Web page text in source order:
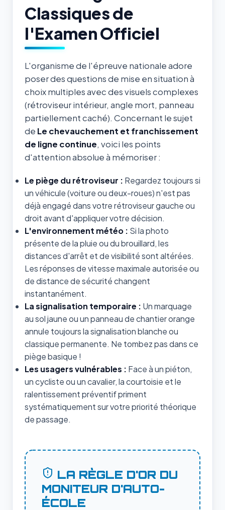
Classiques de
l'Examen Officiel
L'organisme de l'épreuve nationale adore
poser des questions de mise en situation à
choix multiples avec des visuels complexes
(rétroviseur intérieur, angle mort, panneau
partiellement caché). Concernant le sujet
de Le chevauchement et franchissement
de ligne continue, voici les points
d'attention absolue à mémoriser :
Le piège du rétroviseur : Regardez toujours si
un véhicule (voiture ou deux-roues) n'est pas
déjà engagé dans votre rétroviseur gauche ou
droit avant d'appliquer votre décision.
L'environnement météo : Si la photo
présente de la pluie ou du brouillard, les
distances d'arrêt et de visibilité sont altérées.
Les réponses de vitesse maximale autorisée ou
de distance de sécurité changent
instantanément.
La signalisation temporaire : Un marquage
au sol jaune ou un panneau de chantier orange
annule toujours la signalisation blanche ou
classique permanente. Ne tombez pas dans ce
piège basique !
Les usagers vulnérables : Face à un piéton,
un cycliste ou un cavalier, la courtoisie et le
ralentissement préventif priment
systématiquement sur votre priorité théorique
de passage.
LA RÈGLE D'OR DU
MONITEUR D'AUTO-
ÉCOLE